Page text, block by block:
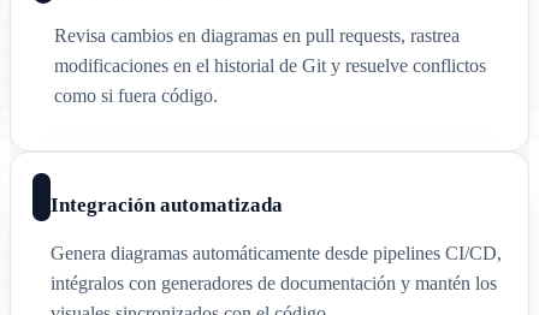
Revisa cambios en diagramas en pull requests, rastrea
modificaciones en el historial de Git y resuelve conflictos
como si fuera código.
Integración automatizada
Genera diagramas automáticamente desde pipelines CI/CD,
intégralos con generadores de documentación y mantén los